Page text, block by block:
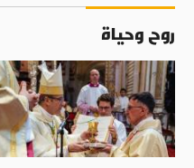
روح وحياة